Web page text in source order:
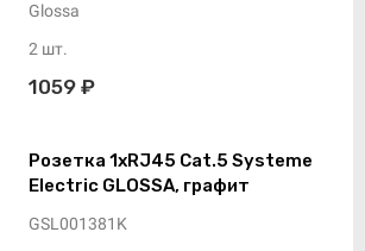
Glossa
2 шт.
1059 ₽
Розетка 1xRJ45 Cat.5 Systeme
Electric GLOSSA, графит
GSL001381K